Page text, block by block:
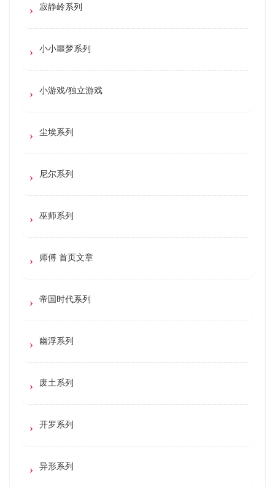
寂静岭系列
小小噩梦系列
小游戏/独立游戏
尘埃系列
尼尔系列
巫师系列
师傅 首页文章
帝国时代系列
幽浮系列
废土系列
开罗系列
异形系列